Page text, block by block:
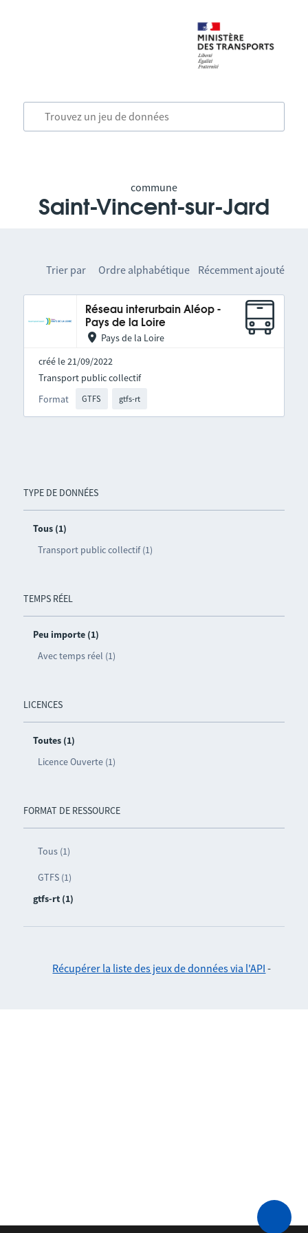
commune
Saint-Vincent-sur-Jard
TYPE DE DONNÉES
Tous (1)
Transport public collectif (1)
TEMPS RÉEL
Peu importe (1)
Avec temps réel (1)
LICENCES
Toutes (1)
Licence Ouverte (1)
FORMAT DE RESSOURCE
Tous (1)
GTFS (1)
gtfs-rt (1)
Trier par Ordre alphabétique Récemment ajouté
Réseau interurbain Aléop -
Pays de la Loire
Pays de la Loire
créé le 21/09/2022
Format GTFS gtfs-rt
Transport public collectif
Récupérer la liste des jeux de données via l'API -